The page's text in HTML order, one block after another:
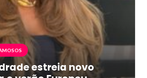
estreia novo